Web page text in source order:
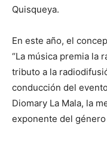
Quisqueya.
En este año, el
“La música premia la
tributo a la
conducción del
Diomary La Mala, la
exponente del